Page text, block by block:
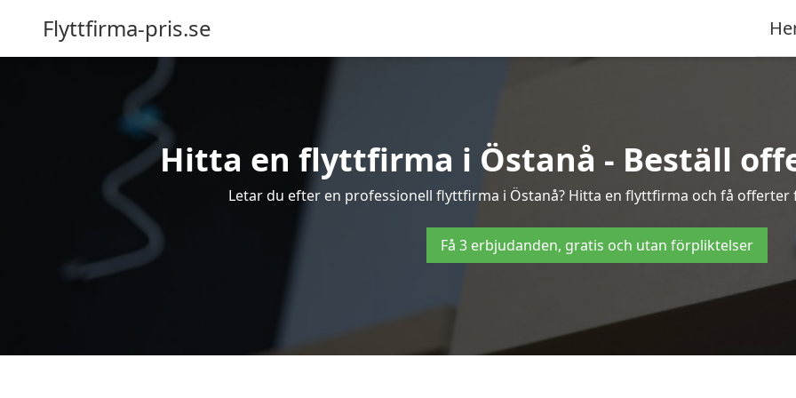
Flyttfirma-pris.se
Hitta en flyttfirma i Östanå - Beställ
Letar du efter en professionell flyttfirma i Östanå? Hitta en flyttfirma och få
Få 3 erbjudanden, gratis och utan förpliktelser